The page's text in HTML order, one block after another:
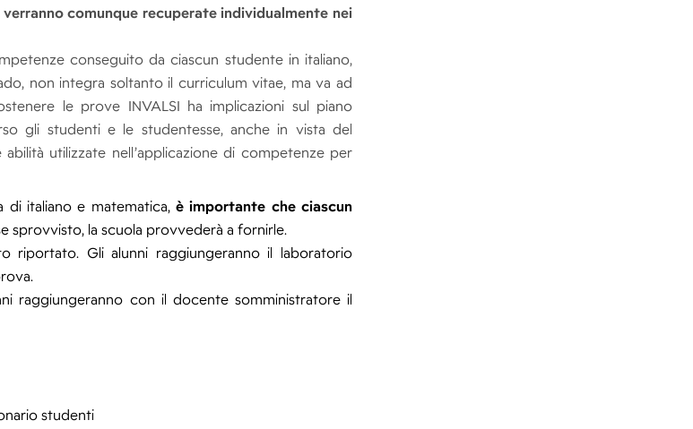
comunque recuperate individualmente nei
conseguito da ciascun studente in italiano,
non integra soltanto il curriculum vitae, ma va ad
le prove INVALSI ha implicazioni sul piano
gli studenti e le studentesse, anche in vista del
utilizzate nell’applicazione di competenze per
di italiano e matematica,è importante che ciascun
sprovvisto, la scuola provvederà a fornirle.
riportato. Gli alunni raggiungeranno il laboratorio
raggiungeranno con il docente somministratore il
studenti